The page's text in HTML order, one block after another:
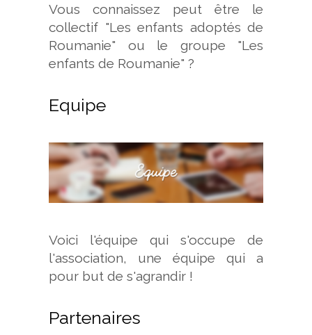
Vous connaissez peut être le
collectif "Les enfants adoptés de
Roumanie" ou le groupe "Les
enfants de Roumanie" ?
Equipe
Voici l'équipe qui s'occupe de
l'association, une équipe qui a
pour but de s'agrandir !
Partenaires